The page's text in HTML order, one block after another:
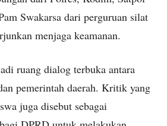
Swakarsa dari perguruan silat
menjaga keamanan.
ruang dialog terbuka antara
pemerintah daerah. Kritik yang
juga disebut sebagai